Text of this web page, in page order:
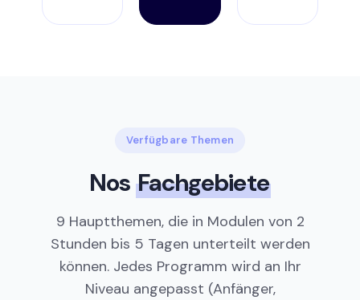
Verfügbare Themen
Nos Fachgebiete
9 Hauptthemen, die in Modulen von 2
Stunden bis 5 Tagen unterteilt werden
können. Jedes Programm wird an Ihr
Niveau angepasst (Anfänger,